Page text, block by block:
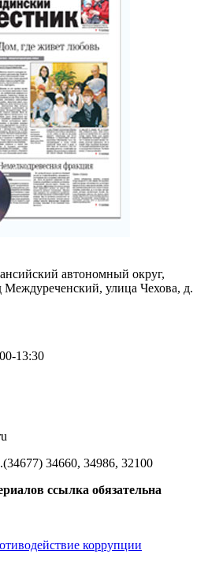
автономный округ,
улица Чехова, д.
13:30
34660, 34986, 32100
ссылка обязательна
коррупции